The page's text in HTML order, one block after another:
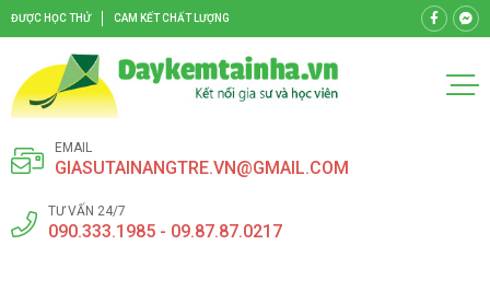
ĐƯỢC HỌC THỬ CAM KẾT CHẤT LƯỢNG
EMAIL
GIASUTAINANGTRE.VN@GMAIL.COM
TƯ VẤN 24/7
090.333.1985 - 09.87.87.0217